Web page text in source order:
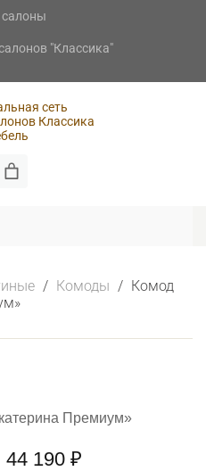
Skip
content"Классика"
/ Комоды / Комод
Премиум»
Первоначальная
44 190 ₽